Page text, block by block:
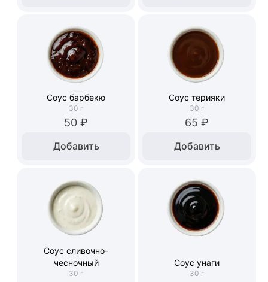
Соус барбекю
30 г
50 ₽
Добавить
Соус терияки
30 г
65 ₽
Добавить
Соус сливочно-
чесночный
30 г
Соус унаги
30 г